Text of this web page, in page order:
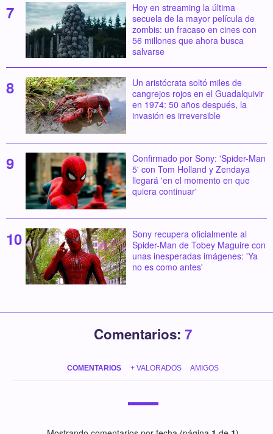
Hoy en streaming la última
secuela de la mayor película de
zombis: un fracaso en cines con
56 millones que ahora busca
salvarse
Un aristócrata soltó miles de
cangrejos rojos en el Guadalquivir
en 1974: 50 años después, la
invasión es irreversible
Confirmado por Sony: 'Spider-Man
5' con Tom Holland y Zendaya
llegará 'en el momento en que
quiera continuar'
Sony recupera oficialmente al
Spider-Man de Tobey Maguire con
unas inesperadas imágenes: 'Ya
no es como antes'
Comentarios: 7
COMENTARIOS + VALORADOS AMIGOS